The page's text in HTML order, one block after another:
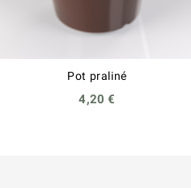
Pot praliné
4,20 €